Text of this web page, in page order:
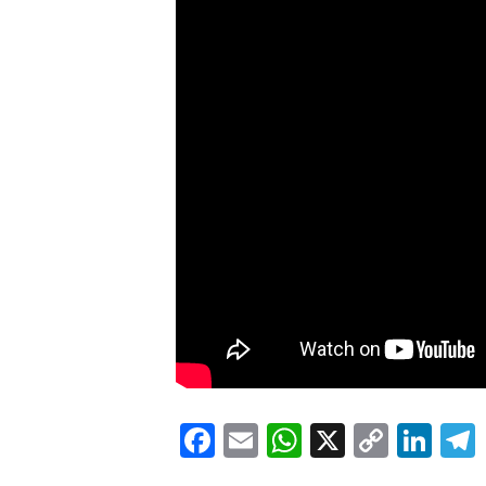
Facebook
EmailWhatsApp
X
Copy